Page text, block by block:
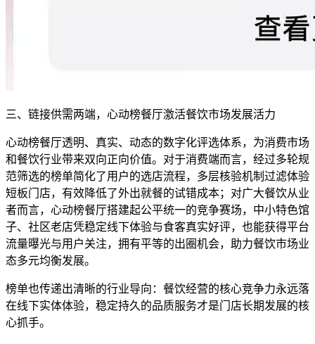
三、链接供需两端，心动榜餐厅激活餐饮市场发展活力
心动榜餐厅透明、真实、动态的数字化评选体系，为消费市场
和餐饮行业带来双向正向价值。对于消费端而言，经过多轮规
范筛选的榜单简化了用户的选店流程，多层核验机制过滤体验
短板门店，有效降低了外出就餐的试错成本；对广大餐饮从业
者而言，心动榜餐厅搭建起公平统一的竞争赛场，中小特色馆
子、社区老店凭稳定线下体验与食客真实好评，也能获得平台
流量曝光与用户关注，拥有平等的出圈机会，助力餐饮市场业
态多元均衡发展。
榜单也传递出清晰的行业导向：餐饮经营的核心竞争力永远落
在线下实体体验，稳定持久的品质服务才是门店长期发展的核
心抓手。